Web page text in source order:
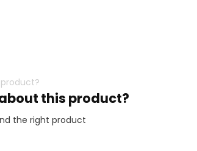
this product?
the right product